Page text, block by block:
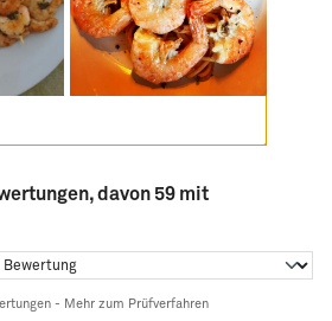
davon 59 mit
- Mehr zum Prüfverfahren